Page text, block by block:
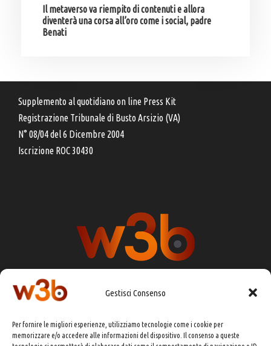
Gestisci Consenso
Per fornire le migliori esperienze, utilizziamo tecnologie come i cookie per
memorizzare e/o accedere alle informazioni del dispositivo. Il consenso a queste
Il metaverso va riempito di contenuti e allora
diventerà una corsa all’oro come i social, padre
Benati
Supplemento al quotidiano on line Press Kit
Registrazione Tribunale di Busto Arsizio (VA)
N° 08/04 del 6 Dicembre 2004
Iscrizione ROC 30430
DIRETTORE RESPONSABILE:
CHIARA PORTA
REDAZIONE & GRAFICA:EOIPSO.IT